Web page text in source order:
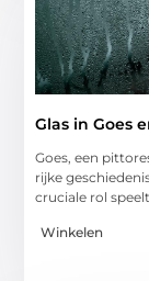
Glas in Goes
Goes, een
rijke
cruciale rol
Winkelen